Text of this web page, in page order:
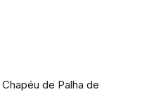
de Palha de